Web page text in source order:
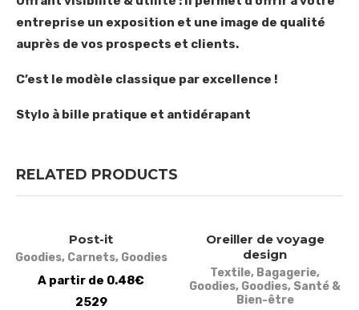
entreprise un exposition et une image de qualité
auprès de vos prospects et clients.
C’est le modèle classique par excellence !
Stylo à bille pratique et antidérapant
RELATED PRODUCTS
Post-it
Goodies, Carnets, Goodies
A partir de 0.48€
2529
Oreiller de voyage
design
Textile, Bagagerie,
Goodies, Goodies, Santé &
Bien-être